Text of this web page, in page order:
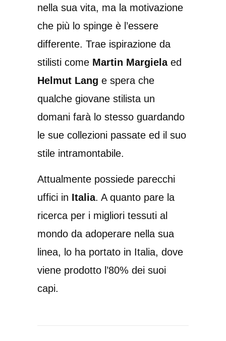
nella sua vita, ma la motivazione
che più lo spinge è l’essere
differente. Trae ispirazione da
stilisti come Martin Margiela ed
Helmut Lang e spera che
qualche giovane stilista un
domani farà lo stesso guardando
le sue collezioni passate ed il suo
stile intramontabile.
Attualmente possiede parecchi
uffici in Italia. A quanto pare la
ricerca per i migliori tessuti al
mondo da adoperare nella sua
linea, lo ha portato in Italia, dove
viene prodotto l’80% dei suoi
capi.